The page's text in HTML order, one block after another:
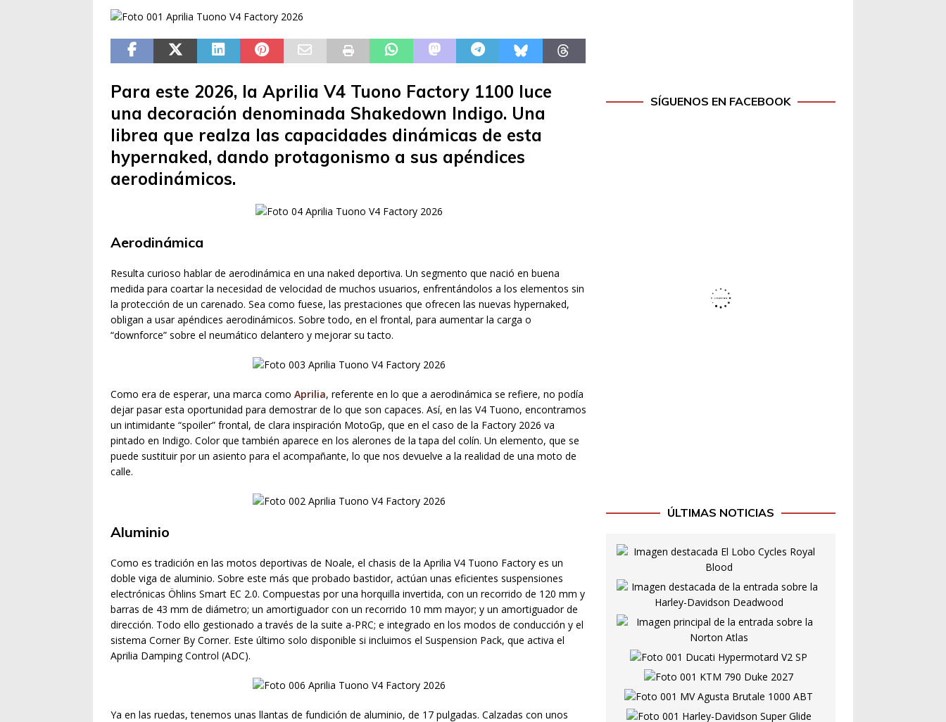
Para este 2026, la Aprilia V4 Tuono Factory 1100 luce
una decoración denominada Shakedown Indigo. Una
librea que realza las capacidades dinámicas de esta
hypernaked, dando protagonismo a sus apéndices
aerodinámicos.
Aerodinámica
Resulta curioso hablar de aerodinámica en una naked deportiva. Un segmento que nació en buena
medida para coartar la necesidad de velocidad de muchos usuarios, enfrentándolos a los elementos sin
la protección de un carenado. Sea como fuese, las prestaciones que ofrecen las nuevas hypernaked,
obligan a usar apéndices aerodinámicos. Sobre todo, en el frontal, para aumentar la carga o
“downforce” sobre el neumático delantero y mejorar su tacto.
Como era de esperar, una marca como Aprilia, referente en lo que a aerodinámica se refiere, no podía
dejar pasar esta oportunidad para demostrar de lo que son capaces. Así, en las V4 Tuono, encontramos
un intimidante “spoiler” frontal, de clara inspiración MotoGp, que en el caso de la Factory 2026 va
pintado en Indigo. Color que también aparece en los alerones de la tapa del colín. Un elemento, que se
puede sustituir por un asiento para el acompañante, lo que nos devuelve a la realidad de una moto de
calle.
Aluminio
Como es tradición en las motos deportivas de Noale, el chasis de la Aprilia V4 Tuono Factory es un
doble viga de aluminio. Sobre este más que probado bastidor, actúan unas eficientes suspensiones
electrónicas Öhlins Smart EC 2.0. Compuestas por una horquilla invertida, con un recorrido de 120 mm y
barras de 43 mm de diámetro; un amortiguador con un recorrido 10 mm mayor; y un amortiguador de
dirección. Todo ello gestionado a través de la suite a-PRC; e integrado en los modos de conducción y el
sistema Corner By Corner. Este último solo disponible si incluimos el Suspension Pack, que activa el
Aprilia Damping Control (ADC).
Ya en las ruedas, tenemos unas llantas de fundición de aluminio, de 17 pulgadas. Calzadas con unos
SÍGUENOS EN FACEBOOK
ÚLTIMAS NOTICIAS